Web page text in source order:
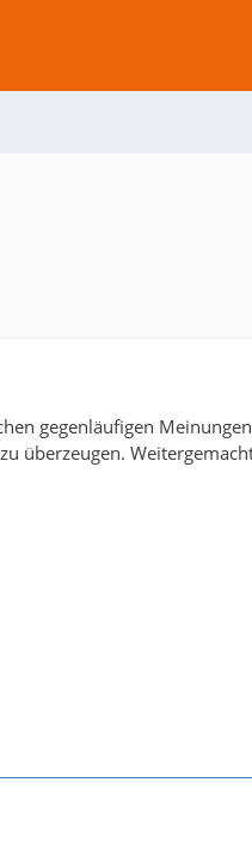
gegenläufigen
überzeugen.